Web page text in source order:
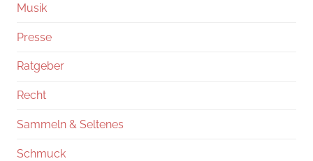
Musik
Presse
Ratgeber
Recht
Sammeln & Seltenes
Schmuck